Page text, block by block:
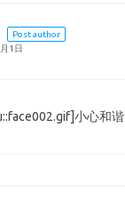
Post author
1日
小心和谐